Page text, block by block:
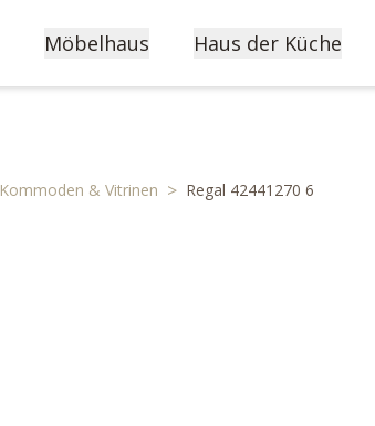
Möbelhaus Haus der Küche
Kommoden & Vitrinen > Regal 42441270 6